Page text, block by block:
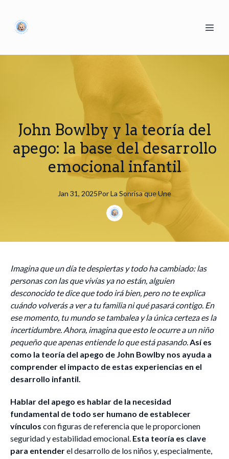
John Bowlby y la teoría del
apego: la base del desarrollo
emocional infantil
Jan 31, 2025PorLa Sonrisa que Une
Imagina que un día te despiertas y todo ha cambiado: las
personas con las que vivías ya no están, alguien
desconocido te dice que todo irá bien, pero no te explica
cuándo volverás a ver a tu familia ni qué pasará contigo. En
ese momento, tu mundo se tambalea y la única certeza es la
incertidumbre. Ahora, imagina que esto le ocurre a un niño
pequeño que apenas entiende lo que está pasando.Así es
como la teoría del apego de John Bowlby nos ayuda a
comprender el impacto de estas experiencias en el
desarrollo infantil.
Hablar del apego es hablar de la necesidad
fundamental de todo ser humano de establecer
vínculos con figuras de referencia que le proporcionen
seguridad y estabilidad emocional. Esta teoría es clave
para entenderel desarrollo de los niños y, especialmente,